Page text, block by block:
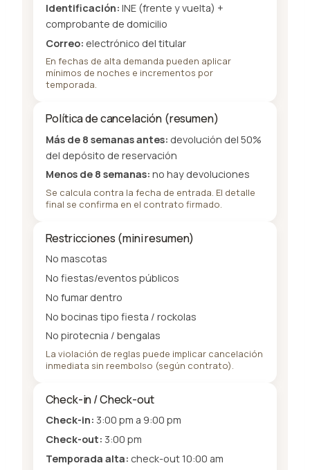
Identificación: INE (frente y vuelta) +
comprobante de domicilio
Correo: electrónico del titular
En fechas de alta demanda pueden aplicar
mínimos de noches e incrementos por
temporada.
Política de cancelación (resumen)
Más de 8 semanas antes: devolución del 50%
del depósito de reservación
Menos de 8 semanas: no hay devoluciones
Se calcula contra la fecha de entrada. El detalle
final se confirma en el contrato firmado.
Restricciones (mini resumen)
No mascotas
No fiestas/eventos públicos
No fumar dentro
No bocinas tipo fiesta / rockolas
No pirotecnia / bengalas
La violación de reglas puede implicar cancelación
inmediata sin reembolso (según contrato).
Check-in / Check-out
Check-in: 3:00 pm a 9:00 pm
Check-out: 3:00 pm
Temporada alta: check-out 10:00 am